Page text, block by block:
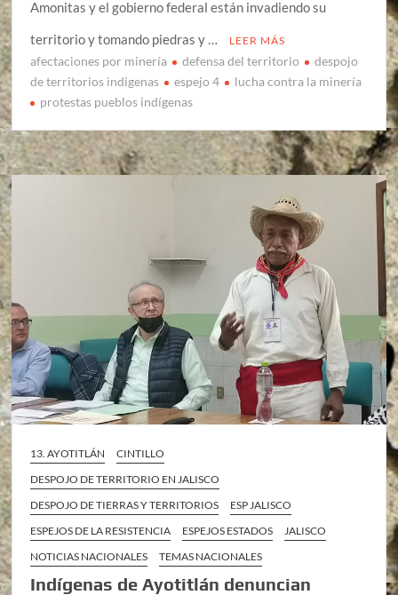
Amonitas y el gobierno federal están invadiendo su
territorio y tomando piedras y …
LEER MÁS
afectaciones por minería defensa del territorio
despojo
de territorios indigenas
espejo 4
lucha contra la minería
protestas pueblos indígenas
13. AYOTITLÁN
CINTILLO
DESPOJO DE TERRITORIO EN JALISCO
DESPOJO DE TIERRAS Y TERRITORIOS
ESP JALISCO
ESPEJOS DE LA RESISTENCIA
ESPEJOS ESTADOS
JALISCO
NOTICIAS NACIONALES
TEMAS NACIONALES
Indígenas de Ayotitlán denuncian